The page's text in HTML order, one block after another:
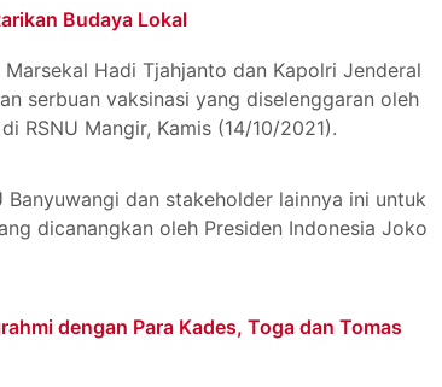
Budaya Lokal
Marsekal Hadi Tjahjanto dan Kapolri Jenderal
serbuan vaksinasi yang diselenggaran oleh
RSNU Mangir, Kamis (14/10/2021).
dan stakeholder lainnya ini untuk
dicanangkan oleh Presiden Indonesia Joko
dengan Para Kades, Toga dan Tomas